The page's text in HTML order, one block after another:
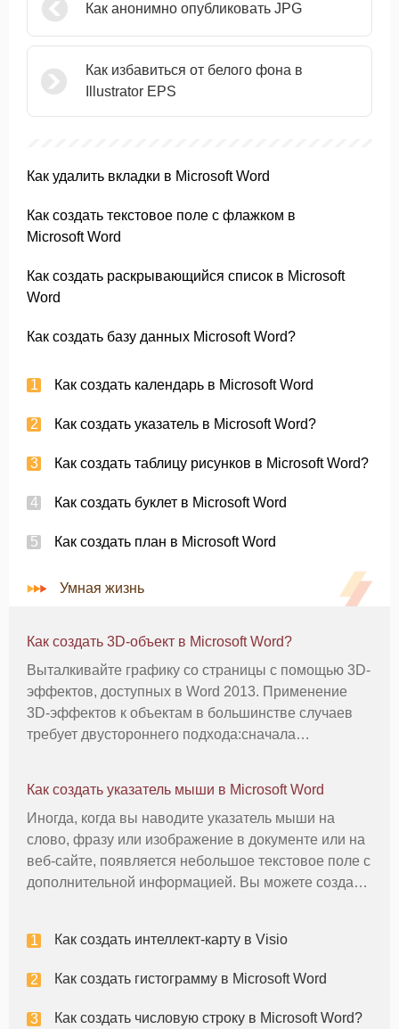
Как анонимно опубликовать JPG
Как избавиться от белого фона в
Illustrator EPS
Как удалить вкладки в Microsoft Word
Как создать текстовое поле с флажком в
Microsoft Word
Как создать раскрывающийся список в Microsoft
Word
Как создать базу данных Microsoft Word?
Как создать календарь в Microsoft Word
Как создать указатель в Microsoft Word?
Как создать таблицу рисунков в Microsoft Word?
Как создать буклет в Microsoft Word
Как создать план в Microsoft Word
Умная жизнь
Как создать 3D-объект в Microsoft Word?
Выталкивайте графику со страницы с помощью 3D-
эффектов, доступных в Word 2013. Применение
3D-эффектов к объектам в большинстве случаев
требует двустороннего подхода:сначала
делает объект более трехмерным,
Как создать указатель мыши в Microsoft Word
Иногда, когда вы наводите указатель мыши на
слово, фразу или изображение в документе или на
веб-сайте, появляется небольшое текстовое поле с
дополнительной информацией. Вы можете создать
поле появится
Как создать интеллект-карту в Visio
Как создать гистограмму в Microsoft Word
Как создать числовую строку в Microsoft Word?